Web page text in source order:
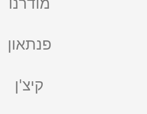
פנתאון
קיצ'ן